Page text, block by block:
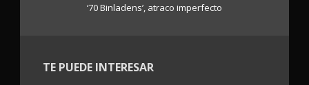
‘70 Binladens’, atraco imperfecto
TE PUEDE INTERESAR